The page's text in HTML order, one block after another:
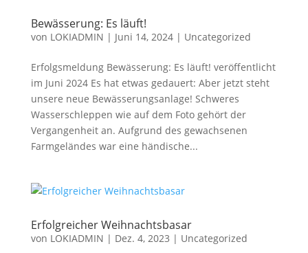
Bewässerung: Es läuft!
von LOKIADMIN | Juni 14, 2024| Uncategorized
Erfolgsmeldung Bewässerung: Es läuft! veröffentlicht
im Juni 2024 Es hat etwas gedauert: Aber jetzt steht
unsere neue Bewässerungsanlage! Schweres
Wasserschleppen wie auf dem Foto gehört der
Vergangenheit an. Aufgrund des gewachsenen
Farmgeländes war eine händische...
Erfolgreicher Weihnachtsbasar
von LOKIADMIN | Dez. 4, 2023 | Uncategorized